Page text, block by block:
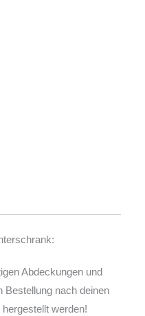
Abdeckungen und
Bestellung nach deinen
werden!